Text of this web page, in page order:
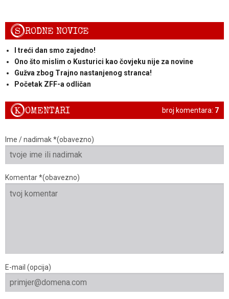
SRODNE NOVICE
I treći dan smo zajedno!
Ono što mislim o Kusturici kao čovjeku nije za novine
Gužva zbog Trajno nastanjenog stranca!
Početak ZFF-a odličan
broj komentara: 7
KOMENTARI
Ime / nadimak *(obavezno)
Komentar *(obavezno)
E-mail (opcija)